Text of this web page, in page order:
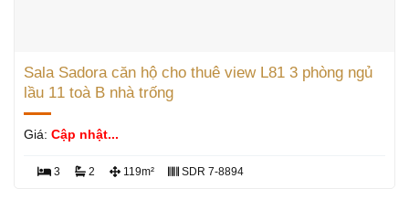
Sala Sadora căn hộ cho thuê view L81 3 phòng ngủ
lầu 11 toà B nhà trống
Giá: Cập nhật...
3 2 119m² SDR 7-8894